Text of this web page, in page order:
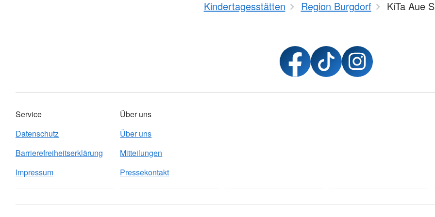
Kindertagesstätten Region Burgdorf KiTa Aue
Service
Datenschutz
Barrierefreiheitserklärung
Impressum
Über uns
Über uns
Mitteilungen
Pressekontakt